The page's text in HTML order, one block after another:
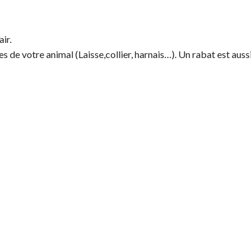
de votre animal (Laisse,collier, harnais…). Un rabat est